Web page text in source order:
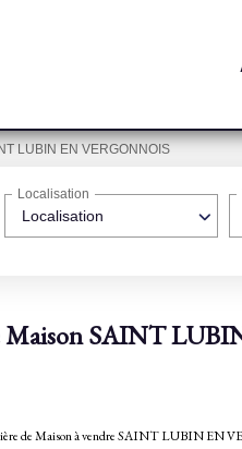
LUBIN EN VERGONNOIS
Localisation
Localisation
Maison SAINT
de Maison à vendre SAINT LUBIN